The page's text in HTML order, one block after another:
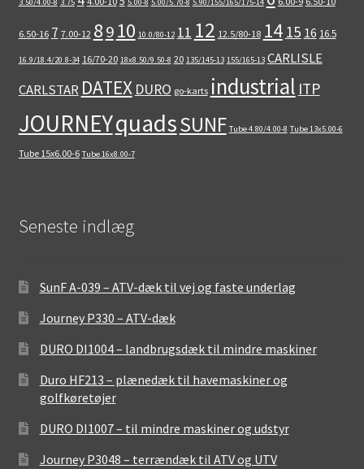
3.50/4.00-8 3.75 5.00-8 5.00/5.70-8 5.90/155/165/175-14
6.50-16 7 7.00-12 89 10 10.0/80-12 11 12 12.5/80-18 14 15 16 16.5
16.9/18.4/20.8-34 16/70-20 18x8.50/9.50-8 20 135/145-13 155/165-13 CARLISLE
CARLSTAR DATEX DURO go-karts industrial ITP
JOURNEYquadsSUNF Tube 4.80/4.00-8 Tube 13x5.00-6
Tube 15x6.00-6 Tube 16x8.00-7
Seneste indlæg
SunF A-039 – ATV-dæk til vej og faste underlag
Journey P330 – ATV-dæk
DURO DI1004 – landbrugsdæk til mindre maskiner
Duro HF213 – plænedæk til havemaskiner og
golfkøretøjer
DURO DI1007 – til mindre maskiner og udstyr
Journey P3048 – terrændæk til ATV og UTV